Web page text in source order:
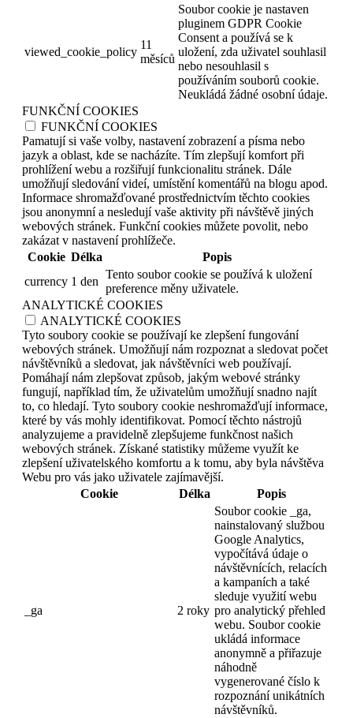
viewed_cookie_policy
11
měsíců
Soubor cookie je nastaven
pluginem GDPR Cookie
Consent a používá se k
uložení, zda uživatel souhlasil
nebo nesouhlasil s
používáním souborů cookie.
Neukládá žádné osobní údaje.
FUNKČNÍ COOKIES
FUNKČNÍ COOKIES
Pamatují si vaše volby, nastavení zobrazení a písma nebo
jazyk a oblast, kde se nacházíte. Tím zlepšují komfort při
prohlížení webu a rozšiřují funkcionalitu stránek. Dále
umožňují sledování videí, umístění komentářů na blogu apod.
Informace shromažďované prostřednictvím těchto cookies
jsou anonymní a nesledují vaše aktivity při návštěvě jiných
webových stránek. Funkční cookies můžete povolit, nebo
zakázat v nastavení prohlížeče.
Cookie Délka
Popis
currency 1 den
Tento soubor cookie se používá k uložení
preference měny uživatele.
ANALYTICKÉ COOKIES
ANALYTICKÉ COOKIES
Tyto soubory cookie se používají ke zlepšení fungování
webových stránek. Umožňují nám rozpoznat a sledovat počet
návštěvníků a sledovat, jak návštěvníci web používají.
Pomáhají nám zlepšovat způsob, jakým webové stránky
fungují, například tím, že uživatelům umožňují snadno najít
to, co hledají. Tyto soubory cookie neshromažďují informace,
které by vás mohly identifikovat. Pomocí těchto nástrojů
analyzujeme a pravidelně zlepšujeme funkčnost našich
webových stránek. Získané statistiky můžeme využít ke
zlepšení uživatelského komfortu a k tomu, aby byla návštěva
Webu pro vás jako uživatele zajímavější.
Cookie
Délka Popis
_ga 2 roky
Soubor cookie _ga,
nainstalovaný službou
Google Analytics,
vypočítává údaje o
návštěvnících, relacích
a kampaních a také
sleduje využití webu
pro analytický přehled
webu. Soubor cookie
ukládá informace
anonymně a přiřazuje
náhodně
vygenerované číslo k
rozpoznání unikátních
návštěvníků.